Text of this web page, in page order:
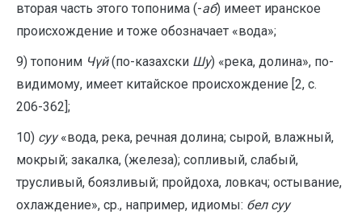
вторая часть этого топонима (-аб) имеет иранское
происхождение и тоже обозначает «вода»;
9) топоним Чүй(по-казахски Шу) «река, долина», по-
видимому, имеет китайское происхождение [2, с.
206-362];
10) суу«вода, река, речная долина; сырой, влажный,
мокрый; закалка, (железа); сопливый, слабый,
трусливый, боязливый; пройдоха, ловкач; остывание,
охлаждение», ср., например, идиомы: бел суу